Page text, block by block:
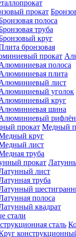
полоса
труба
круг
бронзовая
полоса
плита
лист
уголок
круг
шина
Медный
круг
лист
труба
лист
труба
полоса
квадрат
стали